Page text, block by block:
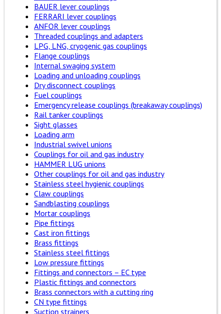
BAUER lever couplings
FERRARI lever couplings
ANFOR lever couplings
Threaded couplings and adapters
LPG, LNG, cryogenic gas couplings
Flange couplings
Internal swaging system
Loading and unloading couplings
Dry disconnect couplings
Fuel couplings
Emergency release couplings (breakaway couplings)
Rail tanker couplings
Sight glasses
Loading arm
Industrial swivel unions
Couplings for oil and gas industry
HAMMER LUG unions
Other couplings for oil and gas industry
Stainless steel hygienic couplings
Claw couplings
Sandblasting couplings
Mortar couplings
Pipe fittings
Cast iron fittings
Brass fittings
Stainless steel fittings
Low pressure fittings
Fittings and connectors – EC type
Plastic fittings and connectors
Brass connectors with a cutting ring
CN type fittings
Suction strainers